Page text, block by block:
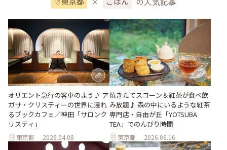
オリエント急行の客車のよう♪ ア
ガサ・クリスティーの世界に浸れ
るブックカフェ／神田「サロンク
リスティ」
東京都 2026.04.08
焼きたてスコーン＆紅茶が食べ飲
み放題♪ 森の中にいるような紅茶
専門店・自由が丘「YOTSUBA
TEA」でのんびり時間
東京都 2026.06.16